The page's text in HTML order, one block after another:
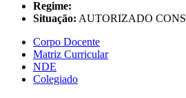
Regime:
Situação: AUTORIZADO
Corpo Docente
Matriz Curricular
NDE
Colegiado